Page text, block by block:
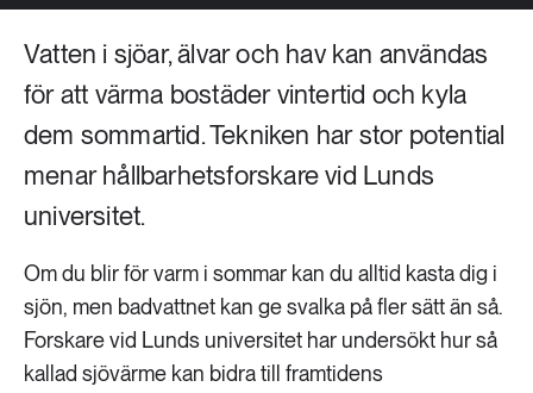
Vatten i sjöar, älvar och hav kan användas
för att värma bostäder vintertid och kyla
dem sommartid. Tekniken har stor potential
menar hållbarhetsforskare vid Lunds
universitet.
Om du blir för varm i sommar kan du alltid kasta dig i
sjön, men badvattnet kan ge svalka på fler sätt än så.
Forskare vid Lunds universitet har undersökt hur så
kallad sjövärme kan bidra till framtidens